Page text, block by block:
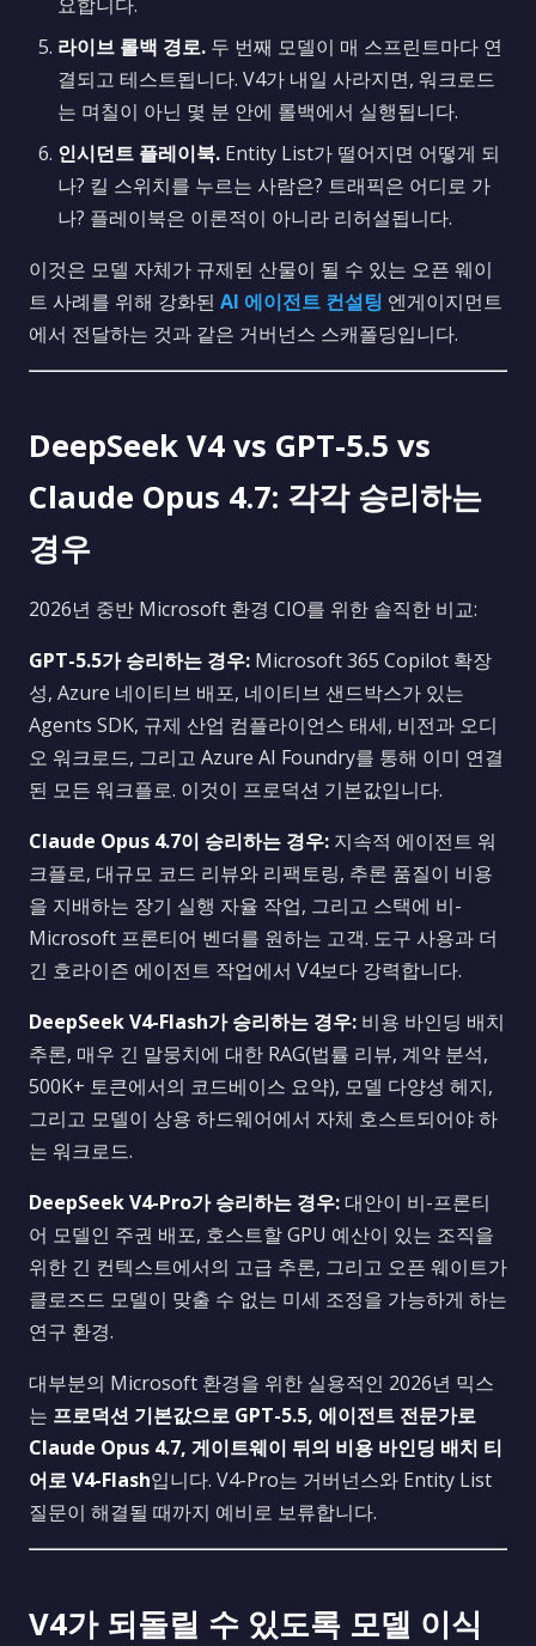
라이브 롤백 경로. 두 번째 모델이 매 스프린트마다 연
결되고 테스트됩니다. V4가 내일 사라지면, 워크로드
는 며칠이 아닌 몇 분 안에 롤백에서 실행됩니다.
인시던트 플레이북. Entity List가 떨어지면 어떻게 되
나? 킬 스위치를 누르는 사람은? 트래픽은 어디로 가
나? 플레이북은 이론적이 아니라 리허설됩니다.
이것은 모델 자체가 규제된 산물이 될 수 있는 오픈 웨이
트 사례를 위해 강화된 AI 에이전트 컨설팅 엔게이지먼트
에서 전달하는 것과 같은 거버넌스 스캐폴딩입니다.
DeepSeek V4 vs GPT-5.5 vs
Claude Opus 4.7: 각각 승리하는
경우
2026년 중반 Microsoft 환경 CIO를 위한 솔직한 비교:
GPT-5.5가 승리하는 경우: Microsoft 365 Copilot 확장
성, Azure 네이티브 배포, 네이티브 샌드박스가 있는
Agents SDK, 규제 산업 컴플라이언스 태세, 비전과 오디
오 워크로드, 그리고 Azure AI Foundry를 통해 이미 연결
된 모든 워크플로. 이것이 프로덕션 기본값입니다.
Claude Opus 4.7이 승리하는 경우: 지속적 에이전트 워
크플로, 대규모 코드 리뷰와 리팩토링, 추론 품질이 비용
을 지배하는 장기 실행 자율 작업, 그리고 스택에 비-
Microsoft 프론티어 벤더를 원하는 고객. 도구 사용과 더
긴 호라이즌 에이전트 작업에서 V4보다 강력합니다.
DeepSeek V4-Flash가 승리하는 경우: 비용 바인딩 배치
추론, 매우 긴 말뭉치에 대한 RAG(법률 리뷰, 계약 분석,
500K+ 토큰에서의 코드베이스 요약), 모델 다양성 헤지,
그리고 모델이 상용 하드웨어에서 자체 호스트되어야 하
는 워크로드.
DeepSeek V4-Pro가 승리하는 경우:대안이 비-프론티
어 모델인 주권 배포, 호스트할 GPU 예산이 있는 조직을
위한 긴 컨텍스트에서의 고급 추론, 그리고 오픈 웨이트가
클로즈드 모델이 맞출 수 없는 미세 조정을 가능하게 하는
연구 환경.
대부분의 Microsoft 환경을 위한 실용적인 2026년 믹스
는 프로덕션 기본값으로 GPT-5.5, 에이전트 전문가로
Claude Opus 4.7, 게이트웨이 뒤의 비용 바인딩 배치 티
어로 V4-Flash입니다. V4-Pro는 거버넌스와 Entity List
질문이 해결될 때까지 예비로 보류합니다.
V4가 되돌릴 수 있도록 모델 이식